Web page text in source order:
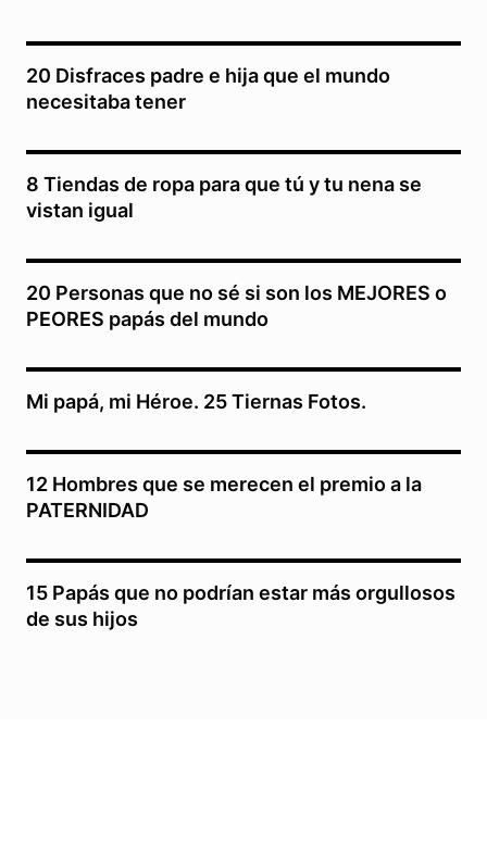
20 Disfraces padre e hija que el mundo
necesitaba tener
8 Tiendas de ropa para que tú y tu nena se
vistan igual
20 Personas que no sé si son los MEJORES o
PEORES papás del mundo
Mi papá, mi Héroe. 25 Tiernas Fotos.
12 Hombres que se merecen el premio a la
PATERNIDAD
15 Papás que no podrían estar más orgullosos
de sus hijos